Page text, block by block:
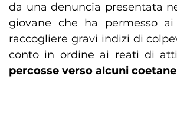
da una denuncia presentata
giovane che ha permesso
raccogliere gravi indizi di
conto in ordine ai reati di
percosse verso alcuni